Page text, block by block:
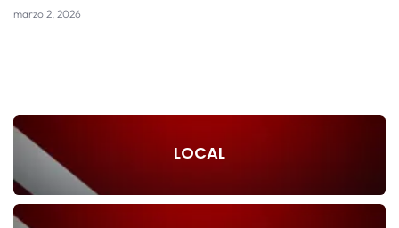
marzo 2, 2026
LOCAL